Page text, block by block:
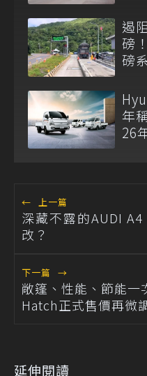
遏
磅
磅
年
26
← 上一篇
深藏不露的AUDI
改？
下一篇 →
敞篷、性能、節能一
Hatch正式售價再微
延伸閱讀